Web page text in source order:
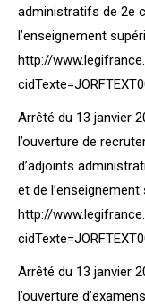
administratifs de 2e
l’enseignement
http://
Arrêté du 13 janvier
l’ouverture de
d’adjoints
et de l’enseignement
http://
Arrêté du 13 janvier
l’ouverture